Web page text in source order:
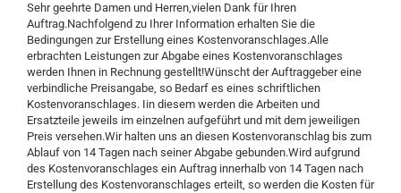
Sehr geehrte Damen und Herren,vielen Dank für Ihren
Auftrag.Nachfolgend zu Ihrer Information erhalten Sie die
Bedingungen zur Erstellung eines Kostenvoranschlages.Alle
erbrachten Leistungen zur Abgabe eines Kostenvoranschlages
werden Ihnen in Rechnung gestellt!Wünscht der Auftraggeber eine
verbindliche Preisangabe, so Bedarf es eines schriftlichen
Kostenvoranschlages. Iin diesem werden die Arbeiten und
Ersatzteile jeweils im einzelnen aufgeführt und mit dem jeweiligen
Preis versehen.Wir halten uns an diesen Kostenvoranschlag bis zum
Ablauf von 14 Tagen nach seiner Abgabe gebunden.Wird aufgrund
des Kostenvoranschlages ein Auftrag innerhalb von 14 Tagen nach
Erstellung des Kostenvoranschlages erteilt, so werden die Kosten für